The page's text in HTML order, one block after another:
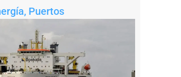
, Puertos